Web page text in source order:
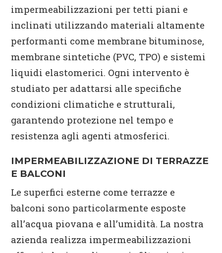
impermeabilizzazioni per tetti piani e
inclinati utilizzando materiali altamente
performanti come membrane bituminose,
membrane sintetiche (PVC, TPO) e sistemi
liquidi elastomerici. Ogni intervento è
studiato per adattarsi alle specifiche
condizioni climatiche e strutturali,
garantendo protezione nel tempo e
resistenza agli agenti atmosferici.
IMPERMEABILIZZAZIONE DI TERRAZZE
E BALCONI
Le superfici esterne come terrazze e
balconi sono particolarmente esposte
all’acqua piovana e all’umidità. La nostra
azienda realizza impermeabilizzazioni